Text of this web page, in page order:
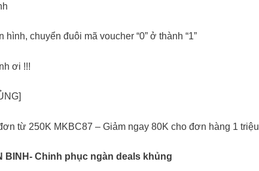
chuyển đuôi mã voucher “0” ở thành “1”
ơi !!!
từ 250K MKBC87 – Giảm ngay 80K cho đơn hàng 1 triệu
BINH- Chinh phục ngàn deals khủng